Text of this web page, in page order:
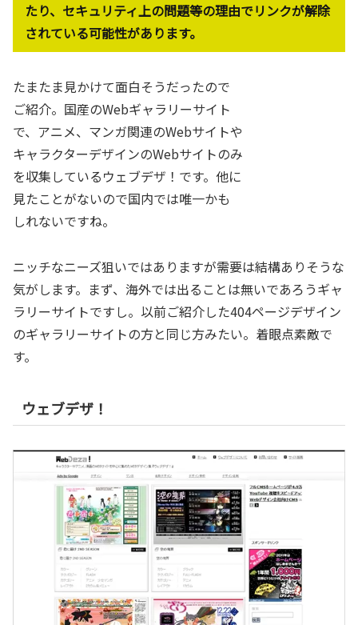
たり、セキュリティ上の問題等の理由でリンクが解除
されている可能性があります。
たまたま見かけて面白そうだったので
ご紹介。国産のWebギャラリーサイト
で、アニメ、マンガ関連のWebサイトや
キャラクターデザインのWebサイトのみ
を収集しているウェブデザ！です。他に
見たことがないので国内では唯一かも
しれないですね。
ニッチなニーズ狙いではありますが需要は結構ありそうな
気がします。まず、海外では出ることは無いであろうギャ
ラリーサイトですし。以前ご紹介した404ページデザイン
のギャラリーサイトの方と同じ方みたい。着眼点素敵で
す。
ウェブデザ！